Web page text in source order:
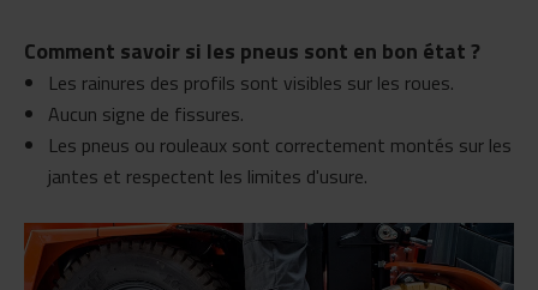
Comment savoir si les pneus sont en bon état?
Les rainures des profils sont visibles sur les roues.
Aucun signe de fissures.
Les pneus ou rouleaux sont correctement montés sur les
jantes et respectent les limites d'usure.